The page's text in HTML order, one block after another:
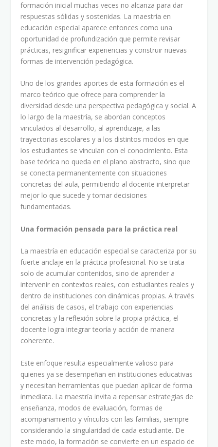
formación inicial muchas veces no alcanza para dar
respuestas sólidas y sostenidas. La maestría en
educación especial aparece entonces como una
oportunidad de profundización que permite revisar
prácticas, resignificar experiencias y construir nuevas
formas de intervención pedagógica.
Uno de los grandes aportes de esta formación es el
marco teórico que ofrece para comprender la
diversidad desde una perspectiva pedagógica y social. A
lo largo de la maestría, se abordan conceptos
vinculados al desarrollo, al aprendizaje, a las
trayectorias escolares y a los distintos modos en que
los estudiantes se vinculan con el conocimiento. Esta
base teórica no queda en el plano abstracto, sino que
se conecta permanentemente con situaciones
concretas del aula, permitiendo al docente interpretar
mejor lo que sucede y tomar decisiones
fundamentadas.
Una formación pensada para la práctica real
La maestría en educación especial se caracteriza por su
fuerte anclaje en la práctica profesional. No se trata
solo de acumular contenidos, sino de aprender a
intervenir en contextos reales, con estudiantes reales y
dentro de instituciones con dinámicas propias. A través
del análisis de casos, el trabajo con experiencias
concretas y la reflexión sobre la propia práctica, el
docente logra integrar teoría y acción de manera
coherente.
Este enfoque resulta especialmente valioso para
quienes ya se desempeñan en instituciones educativas
y necesitan herramientas que puedan aplicar de forma
inmediata. La maestría invita a repensar estrategias de
enseñanza, modos de evaluación, formas de
acompañamiento y vínculos con las familias, siempre
considerando la singularidad de cada estudiante. De
este modo, la formación se convierte en un espacio de